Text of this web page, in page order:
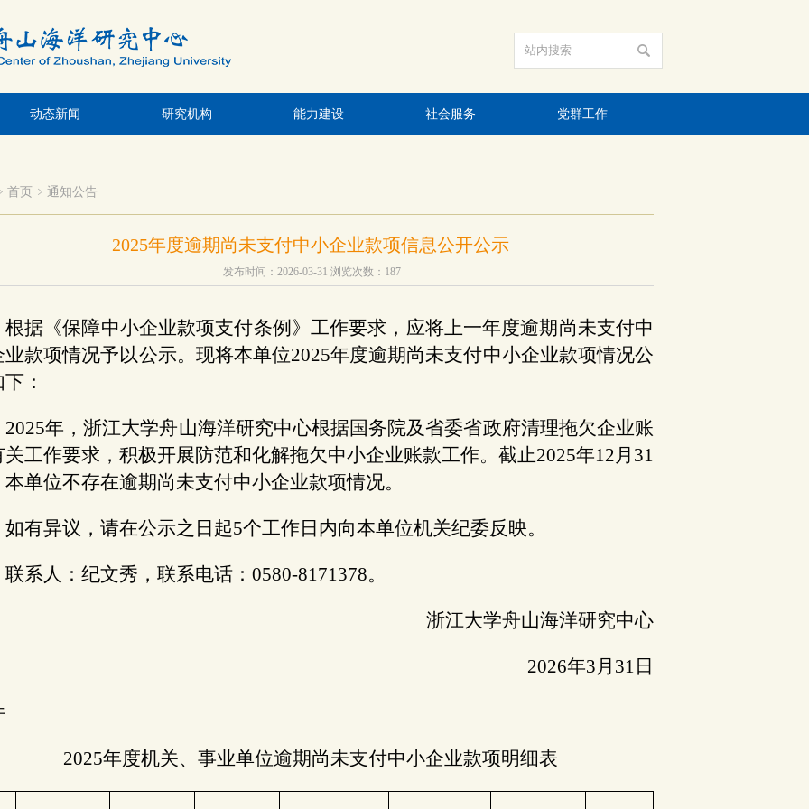
动态新闻 研究机构 能力建设 社会服务 党群工作
首页 通知公告
2025年度逾期尚未支付中小企业款项信息公开公示
发布时间：2026-03-31 浏览次数： 187
根据《保障中小企业款项支付条例》工作要求，应将上一年度逾期尚未支付中
业款项情况予以公示。现将本单位2025年度逾期尚未支付中小企业款项情况公
下：
2025年，浙江大学舟山海洋研究中心根据国务院及省委省政府清理拖欠企业账
关工作要求，积极开展防范和化解拖欠中小企业账款工作。截止2025年12月31
本单位不存在逾期尚未支付中小企业款项情况。
如有异议，请在公示之日起5个工作日内向本单位机关纪委反映。
联系人：纪文秀，联系电话：0580-8171378。
浙江大学舟山海洋研究中心
2026年3月31日
2025年度机关、事业单位逾期尚未支付中小企业款项明细表